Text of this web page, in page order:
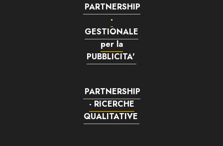
PARTNERSHIP
-
GESTIONALE
per la
PUBBLICITA'
PARTNERSHIP
- RICERCHE
QUALITATIVE